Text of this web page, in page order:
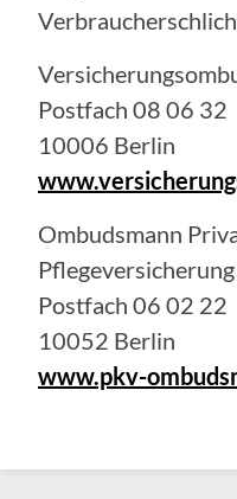
Postfach 08 06 32
10006 Berlin
Ombudsmann
Pflegeversicherung
Postfach 06 02 22
10052 Berlin
www.pkv-